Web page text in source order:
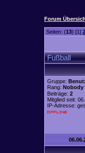
Forum
Seiten: (13) [1] 2
Fußball
Gruppe:
Rang: Nobody
Beiträge: 2
Mitglied seit:
IP-Adresse: